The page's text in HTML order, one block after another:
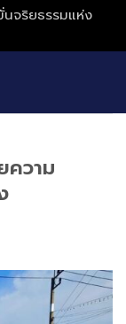
จริยธรรมแห่ง
วาม